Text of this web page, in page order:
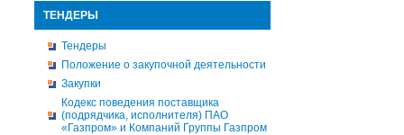
ТЕНДЕРЫ
Тендеры
Положение о закупочной деятельности
Закупки
Кодекс поведения поставщика
(подрядчика, исполнителя) ПАО
«Газпром» и Компаний Группы Газпром